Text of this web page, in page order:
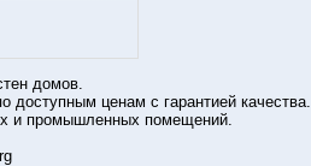
домов.
доступным ценам с гарантией качества.
и промышленных помещений.